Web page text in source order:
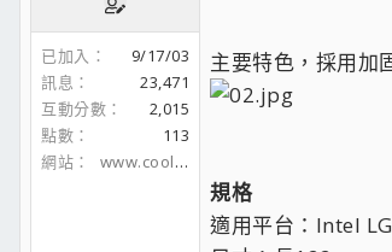
已加入
9/17/03
訊息
23,471
互動分數
2,015
點數
113
網站
www.coolaler.com
主要特色，採用加
規格
適用平台：Intel